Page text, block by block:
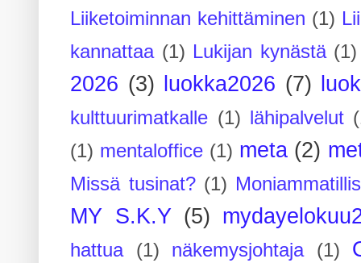
Liiketoiminnan kehittäminen (1)
kannattaa (1) Lukijan kynästä (1)
2026 (3) luokka2026 (7)
kulttuurimatkalle (1) lähipalvelut
(1) mentaloffice (1) meta (2)
Missä tusinat? (1)
MY S.K.Y (5)
hattua (1) näkemysjohtaja (1)